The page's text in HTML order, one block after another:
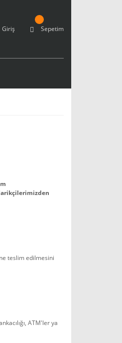
Giriş Sepetim
teslim edilmesini
ATM'ler ya